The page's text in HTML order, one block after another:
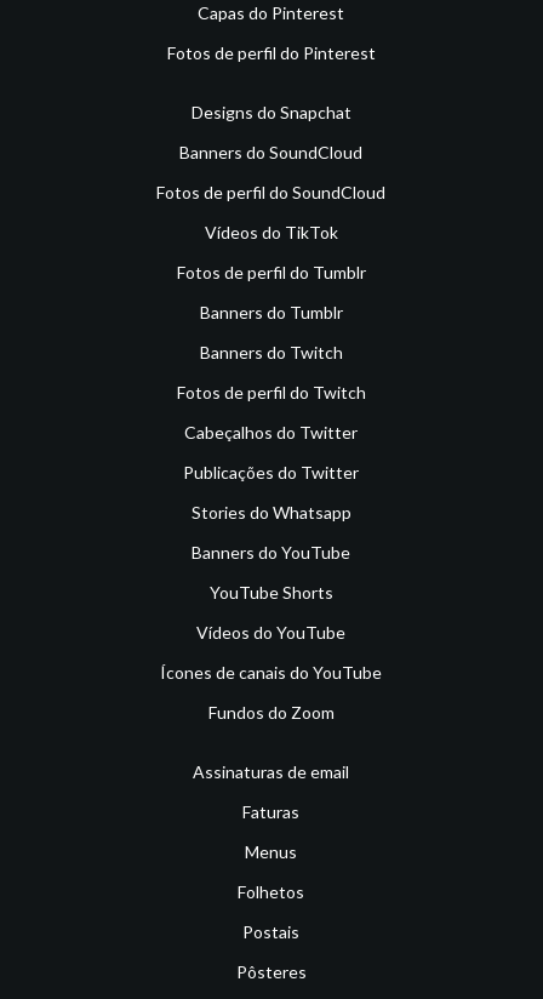
Capas do Pinterest
Fotos de perfil do Pinterest
Designs do Snapchat
Banners do SoundCloud
Fotos de perfil do SoundCloud
Vídeos do TikTok
Fotos de perfil do Tumblr
Banners do Tumblr
Banners do Twitch
Fotos de perfil do Twitch
Cabeçalhos do Twitter
Publicações do Twitter
Stories do Whatsapp
Banners do YouTube
YouTube Shorts
Vídeos do YouTube
Ícones de canais do YouTube
Fundos do Zoom
Assinaturas de email
Faturas
Menus
Folhetos
Postais
Pôsteres